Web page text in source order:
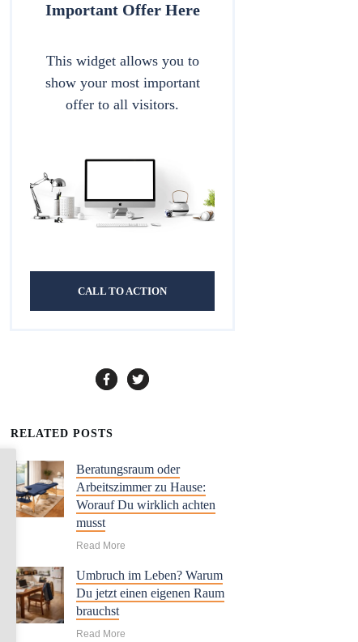
Important Offer Here
This widget allows you to
show your most important
offer to all visitors.
CALL TO ACTION
RELATED POSTS
Beratungsraum oder
Arbeitszimmer zu Hause:
Worauf Du wirklich achten
musst
Read More
Umbruch im Leben? Warum
Du jetzt einen eigenen Raum
brauchst
Read More